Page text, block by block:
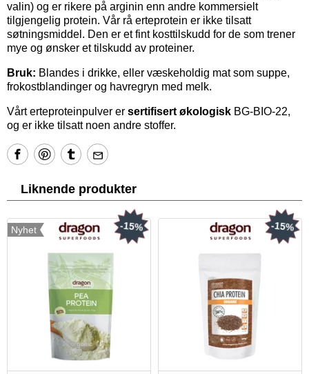
valin) og er rikere på arginin enn andre kommersielt
tilgjengelig protein. Vår rå erteprotein er ikke tilsatt
søtningsmiddel. Den er et fint kosttilskudd for de som trener
mye og ønsker et tilskudd av proteiner.
Bruk: Blandes i drikke, eller væskeholdig mat som suppe,
frokostblandinger og havregryn med melk.
Vårt erteproteinpulver er sertifisert økologisk BG-BIO-22,
og er ikke tilsatt noen andre stoffer.
Liknende produkter
Nyhet -15% -15%